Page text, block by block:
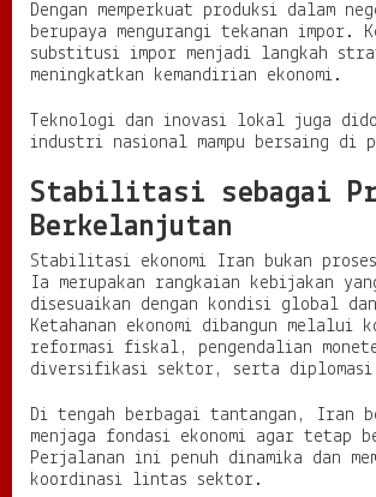
Dengan memperkuat produksi dalam
berupaya mengurangi tekanan impor.
substitusi impor menjadi langkah
meningkatkan kemandirian ekonomi.
Teknologi dan inovasi lokal juga
industri nasional mampu bersaing di
Stabilitasi sebagai
Berkelanjutan
Stabilitasi ekonomi Iran bukan
Ia merupakan rangkaian kebijakan
disesuaikan dengan kondisi global
Ketahanan ekonomi dibangun melalui
reformasi fiskal, pengendalian
diversifikasi sektor, serta diplomasi
Di tengah berbagai tantangan, Iran
menjaga fondasi ekonomi agar tetap
Perjalanan ini penuh dinamika dan
koordinasi lintas sektor.